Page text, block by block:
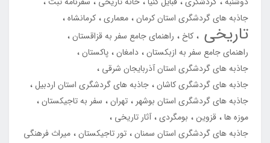
جاذبه های گردشگری استان کرمان معماری کرمانشاه
تاریخی کاخ
راهنمای جامع سفر به قزاقستان
راهنمای جامع سفر به ازبکستان دامغان پاکستان
جاذبه های گردشگری استان آذربایجان شرقی
جاذبه های گردشگری کاشان جاذبه های گردشگری استان اردبیل
جاذبه های گردشگری استان بوشهر
تهران
سفر به تاجیکستان
موزه ها قزوین بومگردی آثار تاریخی
جاذبه های گردشگری استان سمنان تور تاجیکستان میراث فرهنگی